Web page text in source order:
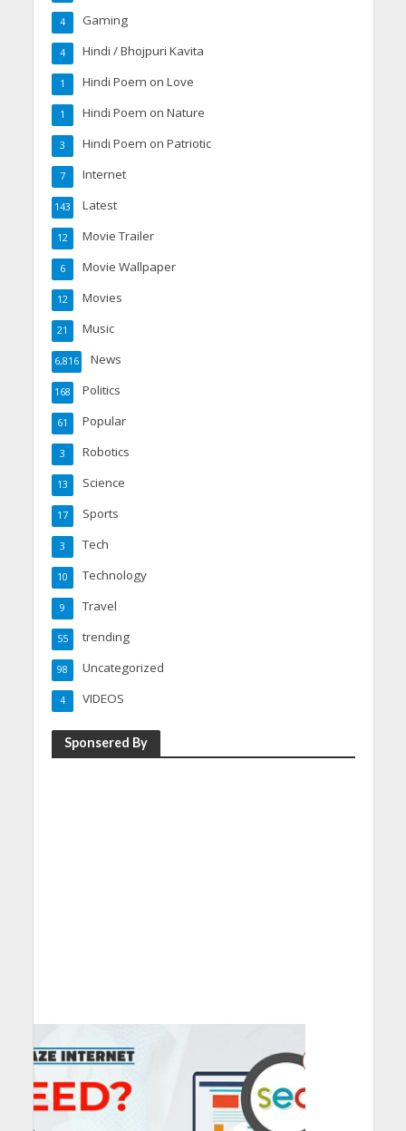
Gaming
4
Hindi / Bhojpuri Kavita
4
Hindi Poem on Love
1
Hindi Poem on Nature
1
Hindi Poem on Patriotic
3
Internet
7
Latest
143
Movie Trailer
12
Movie Wallpaper
6
Movies
12
Music
21
News
6,816
Politics
168
Popular
61
Robotics
3
Science
13
Sports
17
Tech
3
Technology
10
Travel
9
trending
55
Uncategorized
98
VIDEOS
4
Sponsered By